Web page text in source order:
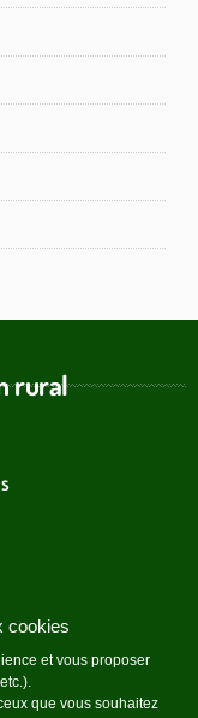
cookies
et vous proposer
que vous souhaitez
rural